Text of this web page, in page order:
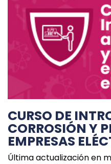
CURSO DE
CORROSIÓN Y
EMPRESAS
Última actualización en